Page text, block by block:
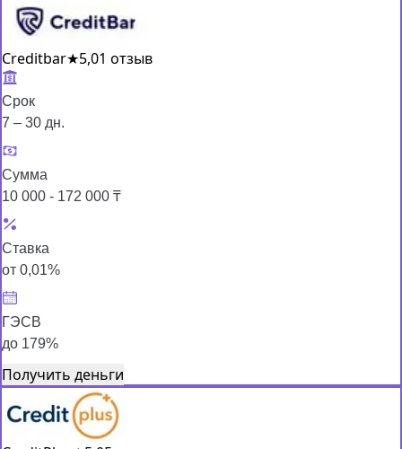
Creditbar★5,01 отзыв
Срок
7 – 30 дн.
Сумма
10 000 - 172 000 ₸
Ставка
от 0,01%
ГЭСВ
до 179%
Получить деньги